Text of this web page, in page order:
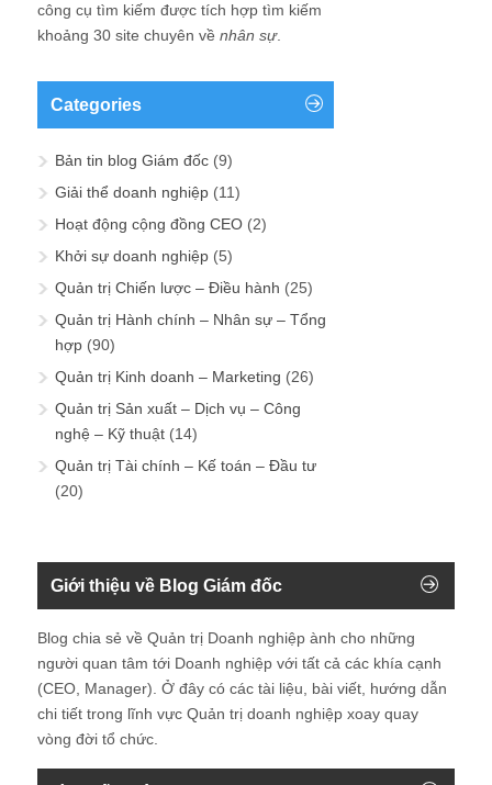
công cụ tìm kiếm được tích hợp tìm kiếm
khoảng 30 site chuyên về nhân sự.
Categories
Bản tin blog Giám đốc (9)
Giải thể doanh nghiệp (11)
Hoạt động cộng đồng CEO (2)
Khởi sự doanh nghiệp (5)
Quản trị Chiến lược – Điều hành (25)
Quản trị Hành chính – Nhân sự – Tổng
hợp (90)
Quản trị Kinh doanh – Marketing (26)
Quản trị Sản xuất – Dịch vụ – Công
nghệ – Kỹ thuật (14)
Quản trị Tài chính – Kế toán – Đầu tư
(20)
Giới thiệu về Blog Giám đốc
Blog chia sẻ về Quản trị Doanh nghiệp ành cho những
người quan tâm tới Doanh nghiệp với tất cả các khía cạnh
(CEO, Manager). Ở đây có các tài liệu, bài viết, hướng dẫn
chi tiết trong lĩnh vực Quản trị doanh nghiệp xoay quay
vòng đời tổ chức.